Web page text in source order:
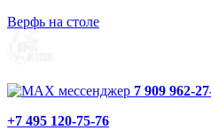
Верфь на столе
7 909 962-
+7 495 120-75-76